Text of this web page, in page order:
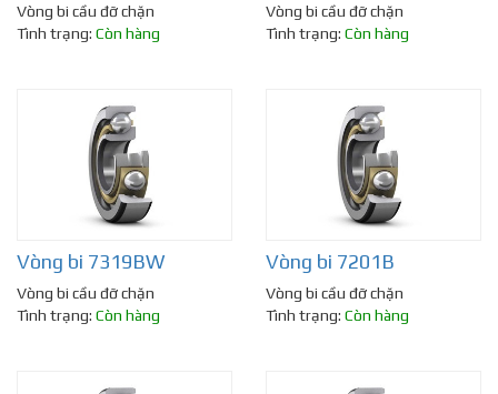
Vòng bi cầu đỡ chặn
Tình trạng: Còn hàng
Vòng bi cầu đỡ chặn
Tình trạng: Còn hàng
Vòng bi 7319BW
Vòng bi cầu đỡ chặn
Tình trạng: Còn hàng
Vòng bi 7201B
Vòng bi cầu đỡ chặn
Tình trạng: Còn hàng